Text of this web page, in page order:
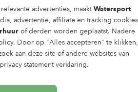
advertenties, maaktWatersport
advertentie, affiliate en tracking cookies
of derden worden geplaatst. Nadere
. Door op "Alles accepteren" te klikken,
aan deze site of andere websites van
privacy statementverklaring.
een ontspannen dagje uit
sloep een uitstekende
aan boord.